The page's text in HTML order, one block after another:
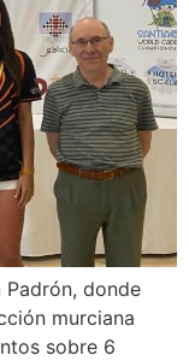
Padrón, donde
murciana
sobre 6